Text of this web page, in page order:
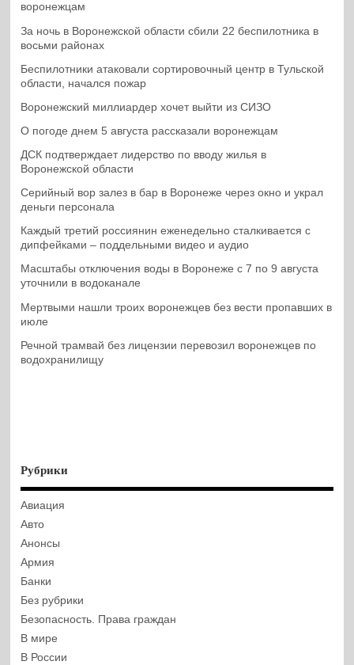
воронежцам
За ночь в Воронежской области сбили 22 беспилотника в
восьми районах
Беспилотники атаковали сортировочный центр в Тульской
области, начался пожар
Воронежский миллиардер хочет выйти из СИЗО
О погоде днем 5 августа рассказали воронежцам
ДСК подтверждает лидерство по вводу жилья в
Воронежской области
Серийный вор залез в бар в Воронеже через окно и украл
деньги персонала
Каждый третий россиянин еженедельно сталкивается с
дипфейками – поддельными видео и аудио
Масштабы отключения воды в Воронеже с 7 по 9 августа
уточнили в водоканале
Мертвыми нашли троих воронежцев без вести пропавших в
июле
Речной трамвай без лицензии перевозил воронежцев по
водохранилищу
Рубрики
Авиация
Авто
Анонсы
Армия
Банки
Без рубрики
Безопасность. Права граждан
В мире
В России